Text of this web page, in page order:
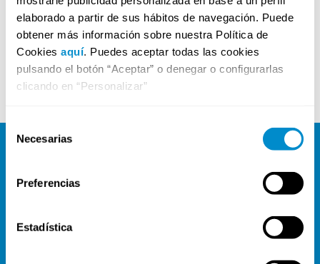
elaborado a partir de sus hábitos de navegación. Puede
obtener más información sobre nuestra Política de
Cookies aquí. Puedes aceptar todas las cookies
pulsando el botón “Aceptar” o denegar o configurarlas
clicando en “Personalizar”
Selección
Necesarias
Preferencias
Estadística